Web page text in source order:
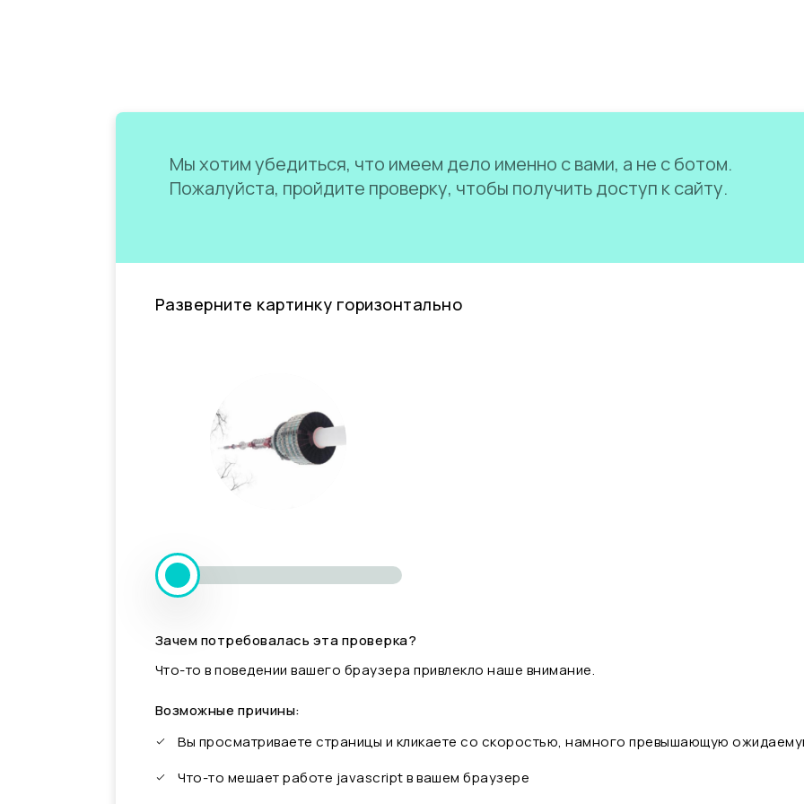
Мы хотим убедиться, что имеем дело именно с вами, а не с ботом.
Пожалуйста, пройдите проверку, чтобы получить доступ к сайту.
Разверните картинку горизонтально
Зачем потребовалась эта проверка?
Что-то в поведении вашего браузера привлекло наше внимание.
Возможные причины:
Вы просматриваете страницы и кликаете со скоростью, намного превышающую
Что-то мешает работе javascript в вашем браузере